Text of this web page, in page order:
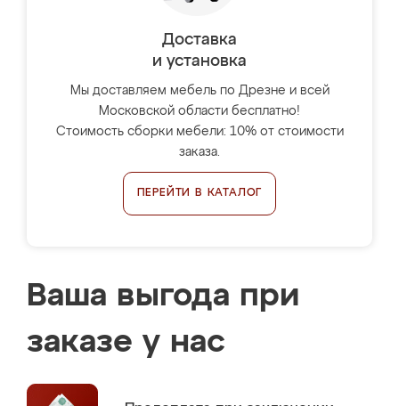
Доставка
и установка
Мы доставляем мебель по Дрезне и всей
Московской области бесплатно!
Стоимость сборки мебели: 10% от стоимости
заказа.
ПЕРЕЙТИ В КАТАЛОГ
Ваша выгода при
заказе у нас